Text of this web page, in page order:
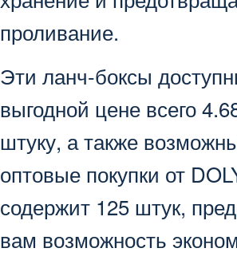
проливание.
Эти ланч-боксы
выгодной цене всего
штуку, а также
оптовые покупки от
содержит 125 штук,
вам возможность